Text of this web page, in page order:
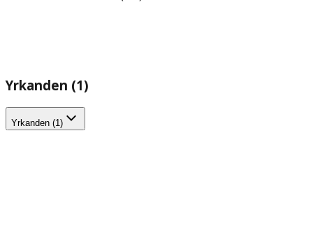
Yrkanden (1)
Yrkanden (1)